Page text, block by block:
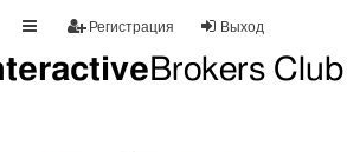
Выход
Регистрация